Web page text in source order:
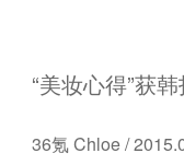
“美妆心得”获
36氪 Chloe /